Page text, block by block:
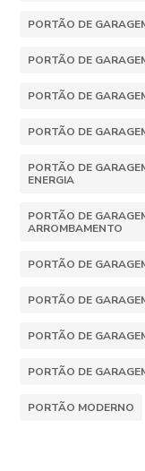
PORTÃO DE
PORTÃO DE
PORTÃO DE
PORTÃO DE
PORTÃO DE
ENERGIA
PORTÃO DE
ARROMBAMENTO
PORTÃO DE
PORTÃO DE
PORTÃO DE
PORTÃO DE
PORTÃO MODERNO